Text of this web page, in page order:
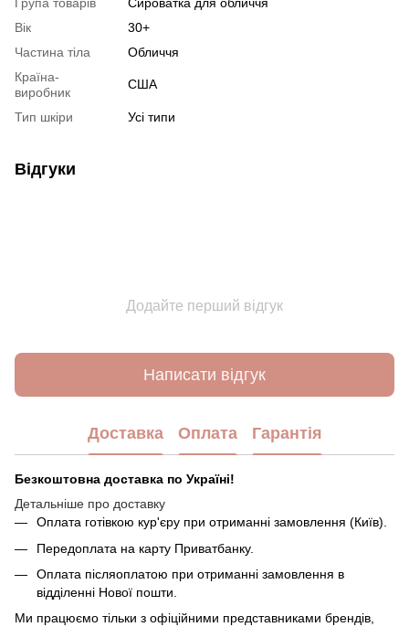
Вік
30+
Частина тіла
Обличчя
Країна-
виробник
США
Тип шкіри Усі типи
Відгуки
Додайте перший відгук
Написати відгук
Доставка Оплата Гарантія
Безкоштовна доставка по Україні!
Детальніше про доставку
Оплата готівкою кур'єру при отриманні замовлення (Київ).
Передоплата на карту Приватбанку.
Оплата післяоплатою при отриманні замовлення в
відділенні Нової пошти.
Ми працюємо тільки з офіційними представниками брендів,